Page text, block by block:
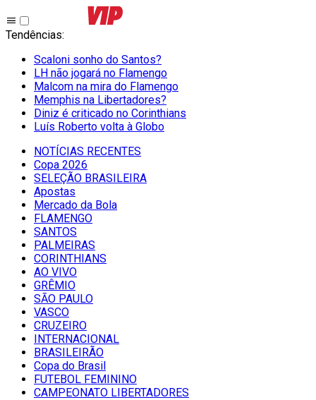
Tendências:
Scaloni sonho do Santos?
LH não jogará no Flamengo
Malcom na mira do Flamengo
Memphis na Libertadores?
Diniz é criticado no Corinthians
Luís Roberto volta à Globo
NOTÍCIAS RECENTES
Copa 2026
SELEÇÃO BRASILEIRA
Apostas
Mercado da Bola
FLAMENGO
SANTOS
PALMEIRAS
CORINTHIANS
AO VIVO
GRÊMIO
SĀO PAULO
VASCO
CRUZEIRO
INTERNACIONAL
BRASILEIRÃO
Copa do Brasil
FUTEBOL FEMININO
CAMPEONATO LIBERTADORES